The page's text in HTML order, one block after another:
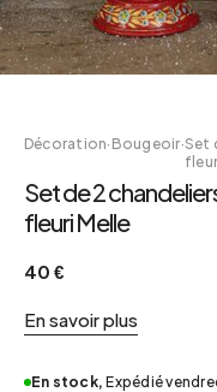
Décoration· Bougeoir·Set
Set de 2
fleuri Melle
40 €
En savoir plus
En stock, Expédié